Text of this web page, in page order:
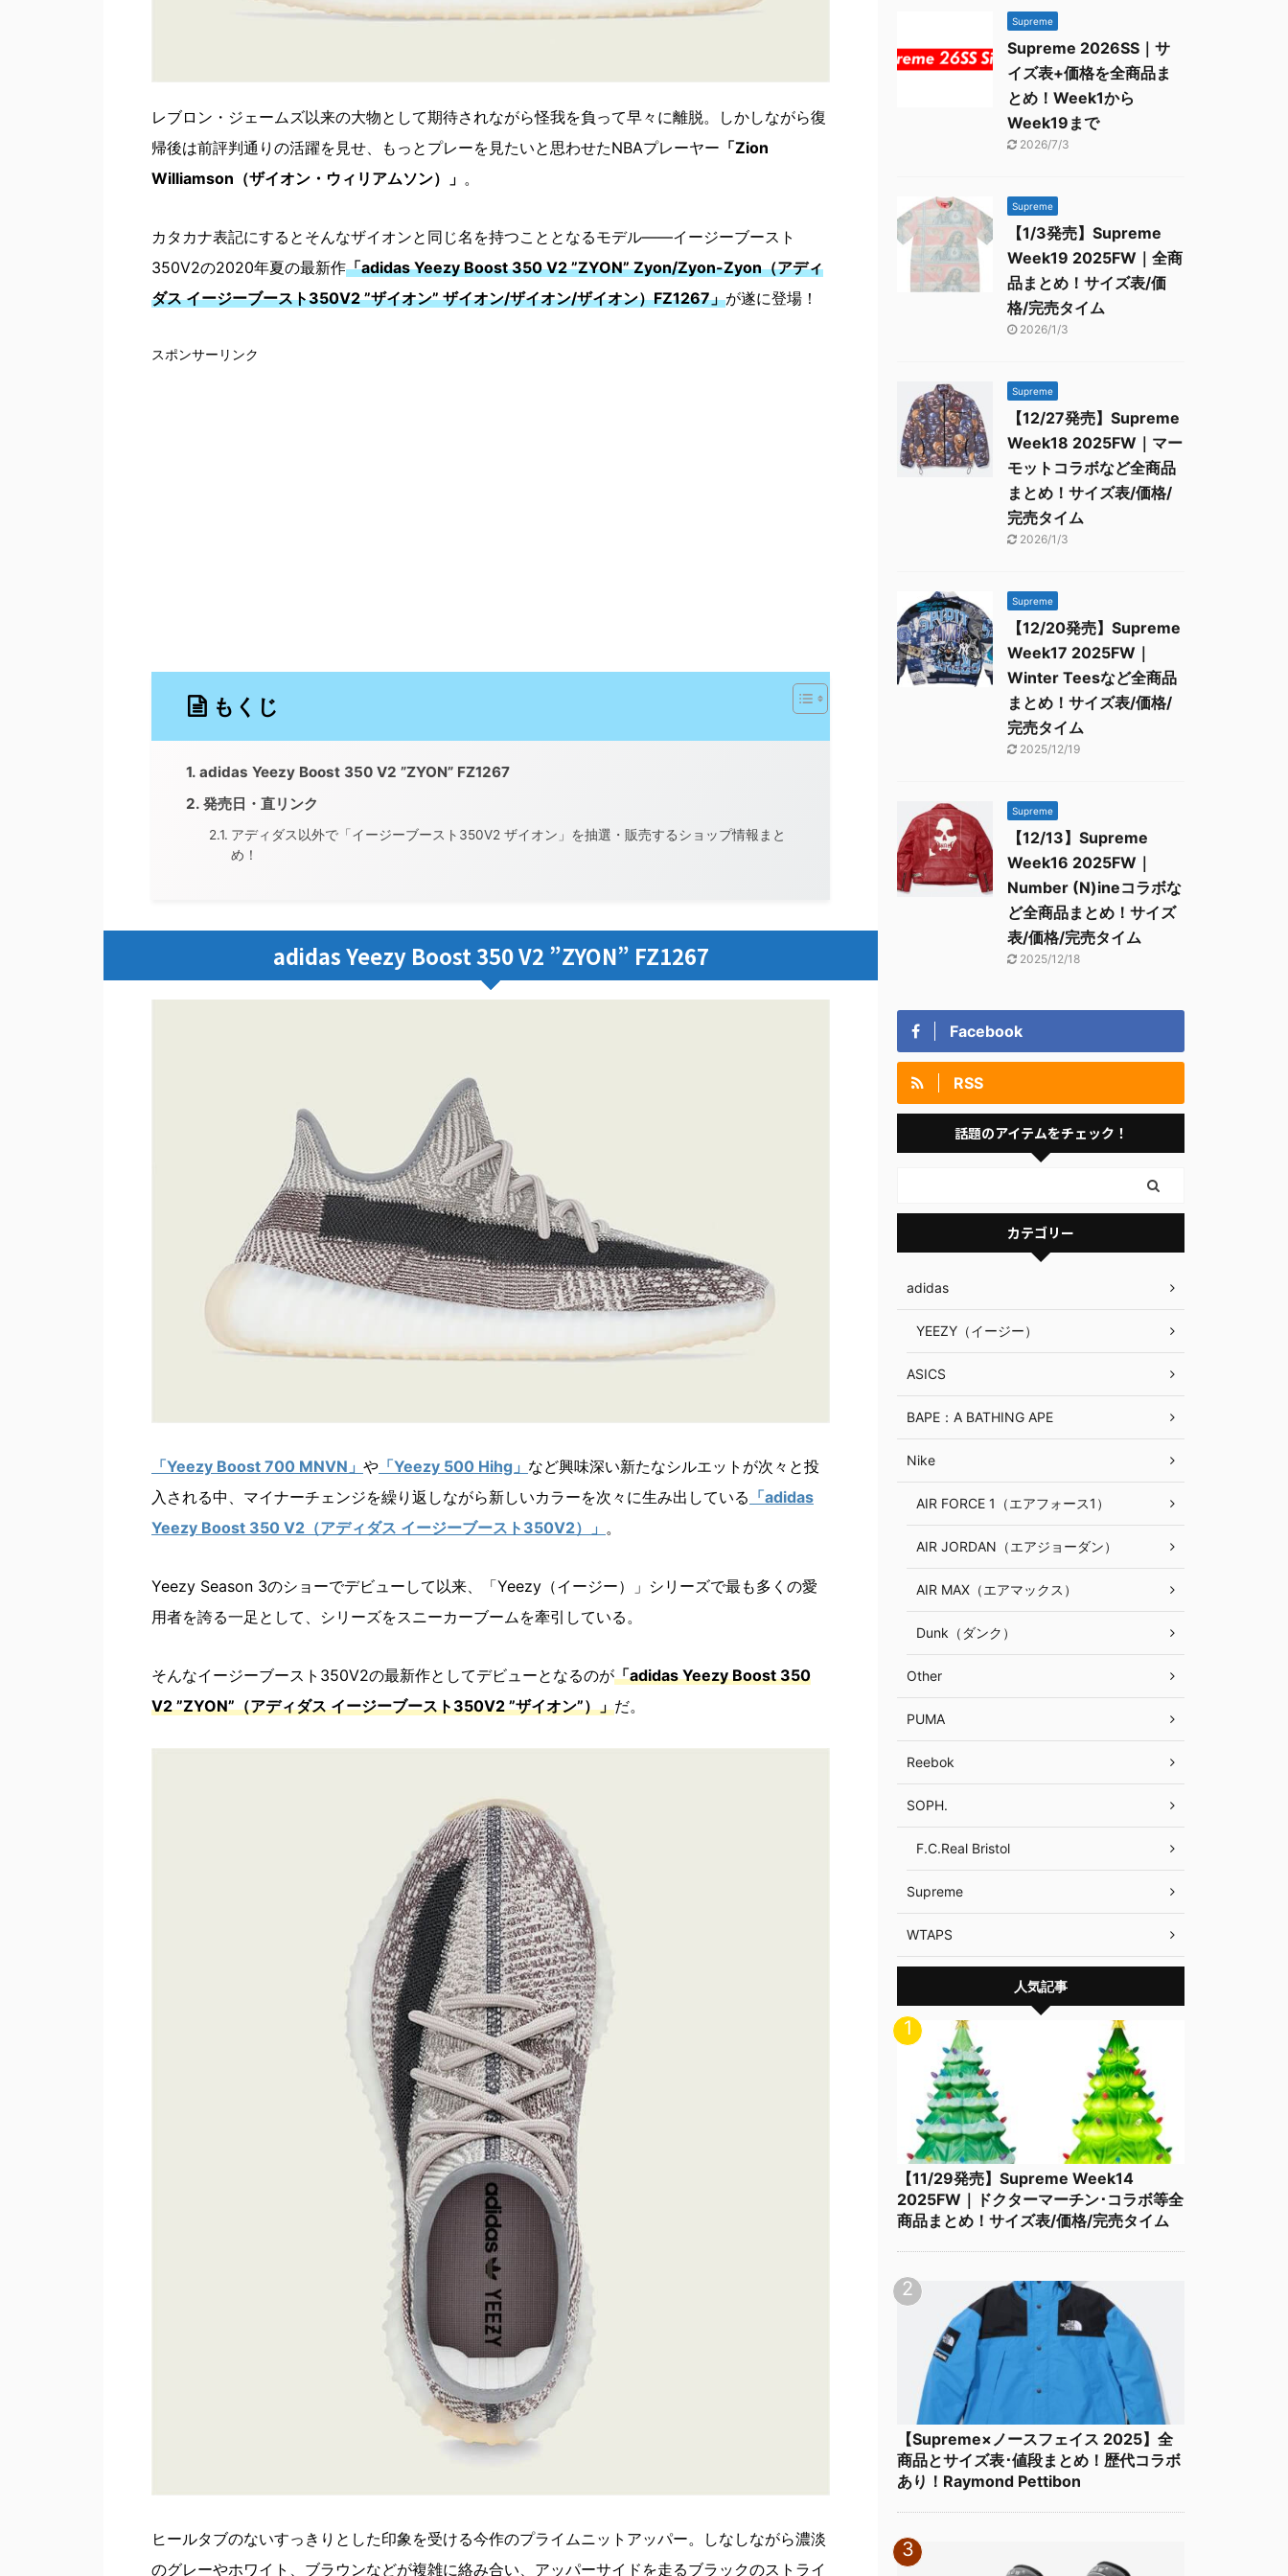
レブロン・ジェームズ以来の大物として期待されながら怪我を負って早々に離脱。しかしながら復
帰後は前評判通りの活躍を見せ、もっとプレーを見たいと思わせたNBAプレーヤー 「Zion
Williamson（ザイオン・ウィリアムソン）」 。
カタカナ表記にするとそんなザイオンと同じ名を持つこととなるモデル――イージーブースト
350V2の2020年夏の最新作「adidas Yeezy Boost 350 V2 ”ZYON” Zyon/Zyon-Zyon（アディ
ダス イージーブースト350V2 ”ザイオン” ザイオン/ザイオン/ザイオン）FZ1267」が遂に登場！
スポンサーリンク
もくじ
adidas Yeezy Boost 350 V2 ”ZYON” FZ1267
発売日・直リンク
アディダス以外で「イージーブースト350V2 ザイオン」を抽選・販売するショップ情報まと
め！
adidas Yeezy Boost 350 V2 ”ZYON” FZ1267
「Yeezy Boost 700 MNVN」 や 「Yeezy 500 Hihg」 など興味深い新たなシルエットが次々と投
入される中、マイナーチェンジを繰り返しながら新しいカラーを次々に生み出している 「adidas
Yeezy Boost 350 V2（アディダス イージーブースト350V2）」 。
Yeezy Season 3のショーでデビューして以来、「Yeezy（イージー）」シリーズで最も多くの愛
用者を誇る一足として、シリーズをスニーカーブームを牽引している。
そんなイージーブースト350V2の最新作としてデビューとなるのが「adidas Yeezy Boost 350
V2 ”ZYON”（アディダス イージーブースト350V2 ”ザイオン”）」だ。
ヒールタブのないすっきりとした印象を受ける今作のプライムニットアッパー。しなしながら濃淡
のグレーやホワイト、ブラウンなどが複雑に絡み合い、アッパーサイドを走るブラックのストライ
Supreme
Supreme 2026SS｜サ
イズ表+価格を全商品ま
とめ！Week1から
Week19まで
2026/7/3
Supreme
【1/3発売】Supreme
Week19 2025FW｜全商
品まとめ！サイズ表/価
格/完売タイム
2026/1/3
Supreme
【12/27発売】Supreme
Week18 2025FW｜マー
モットコラボなど全商品
まとめ！サイズ表/価格/
完売タイム
2026/1/3
Supreme
【12/20発売】Supreme
Week17 2025FW｜
Winter Teesなど全商品
まとめ！サイズ表/価格/
完売タイム
2025/12/19
Supreme
【12/13】Supreme
Week16 2025FW｜
Number (N)ineコラボな
ど全商品まとめ！サイズ
表/価格/完売タイム
2025/12/18
Facebook
RSS
話題のアイテムをチェック！
カテゴリー
adidas
YEEZY（イージー）
ASICS
BAPE：A BATHING APE
Nike
AIR FORCE 1（エアフォース1）
AIR JORDAN（エアジョーダン）
AIR MAX（エアマックス）
Dunk（ダンク）
Other
PUMA
Reebok
SOPH.
F.C.Real Bristol
Supreme
WTAPS
人気記事
【11/29発売】Supreme Week14
2025FW｜ドクターマーチン･コラボ等全
商品まとめ！サイズ表/価格/完売タイム
【Supreme×ノースフェイス 2025】全
商品とサイズ表･値段まとめ！歴代コラボ
あり！Raymond Pettibon